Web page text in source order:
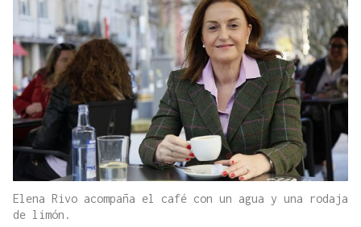
Elena Rivo acompaña el café con un agua y una rodaja
de limón.